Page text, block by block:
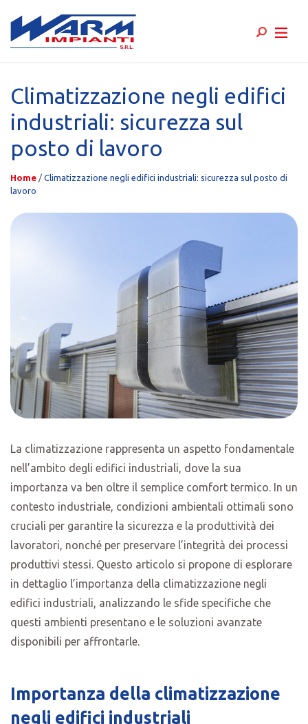
content
Climatizzazione negli edifici
industriali: sicurezza sul
posto di lavoro
Home / Climatizzazione negli edifici industriali: sicurezza sul posto di
lavoro
La climatizzazione rappresenta un aspetto fondamentale
nell’ambito degli edifici industriali, dove la sua
importanza va ben oltre il semplice comfort termico. In un
contesto industriale, condizioni ambientali ottimali sono
cruciali per garantire la sicurezza e la produttività dei
lavoratori, nonché per preservare l’integrità dei processi
produttivi stessi. Questo articolo si propone di esplorare
in dettaglio l’importanza della climatizzazione negli
edifici industriali, analizzando le sfide specifiche che
questi ambienti presentano e le soluzioni avanzate
disponibili per affrontarle.
Importanza della climatizzazione
negli edifici industriali